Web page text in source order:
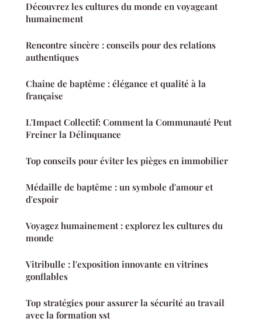
Découvrez les cultures du monde en voyageant
humainement
Rencontre sincère : conseils pour des relations
authentiques
Chaîne de baptême : élégance et qualité à la
française
L'Impact Collectif: Comment la Communauté Peut
Freiner la Délinquance
Top conseils pour éviter les pièges en immobilier
Médaille de baptême : un symbole d'amour et
d'espoir
Voyagez humainement : explorez les cultures du
monde
Vitribulle : l'exposition innovante en vitrines
gonflables
Top stratégies pour assurer la sécurité au travail
avec la formation sst